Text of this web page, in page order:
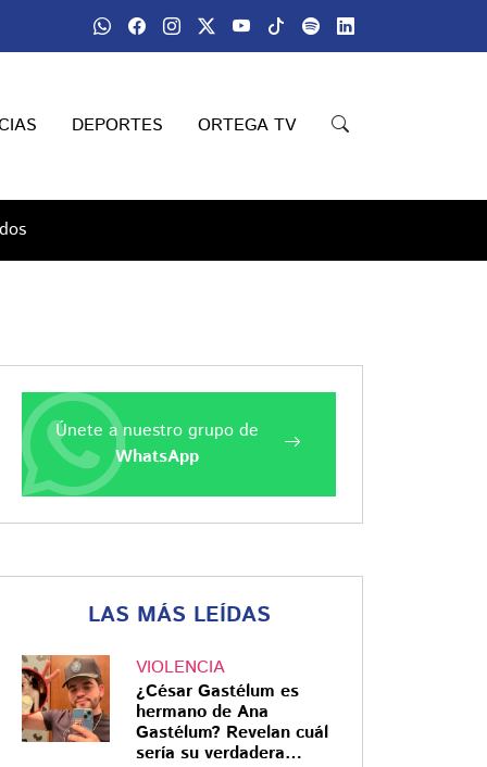
DEPORTES ORTEGA TV
Únete a nuestro grupo de
WhatsApp
LAS MÁS LEÍDAS
VIOLENCIA
¿César Gastélum es
hermano de Ana
Gastélum? Revelan cuál
sería su verdadera